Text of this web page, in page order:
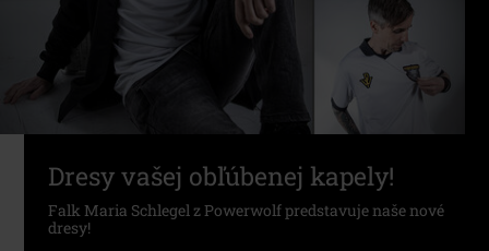
Dresy vašej obľúbenej kapely!
Falk Maria Schlegel z Powerwolf predstavuje naše nové
dresy!